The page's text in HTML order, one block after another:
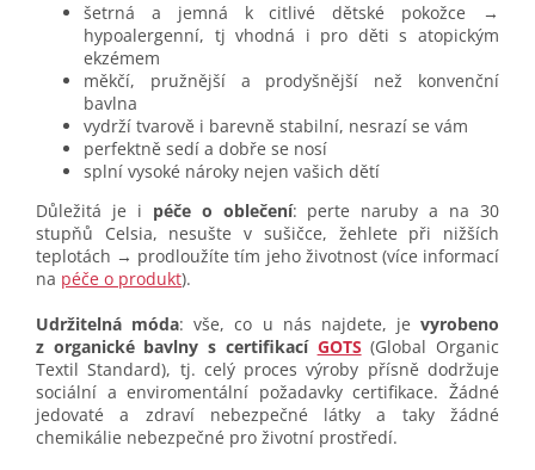
šetrná a jemná k citlivé dětské pokožce →
hypoalergenní, tj vhodná i pro děti s atopickým
ekzémem
měkčí, pružnější a prodyšnější než konvenční
bavlna
vydrží tvarově i barevně stabilní, nesrazí se vám
perfektně sedí a dobře se nosí
splní vysoké nároky nejen vašich dětí
Důležitá je i péče o oblečení: perte naruby a na 30
stupňů Celsia, nesušte v sušičce, žehlete při nižších
teplotách → prodloužíte tím jeho životnost (více informací
na péče o produkt).
Udržitelná móda: vše, co u nás najdete, je vyrobeno
z organické bavlny s certifikací GOTS (Global Organic
Textil Standard), tj. celý proces výroby přísně dodržuje
sociální a enviromentální požadavky certifikace. Žádné
jedovaté a zdraví nebezpečné látky a taky žádné
chemikálie nebezpečné pro životní prostředí.